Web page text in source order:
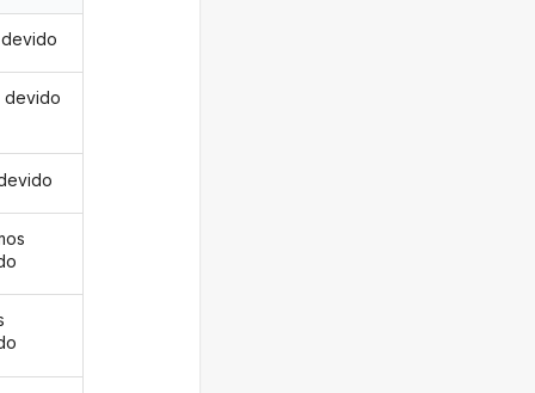
devido